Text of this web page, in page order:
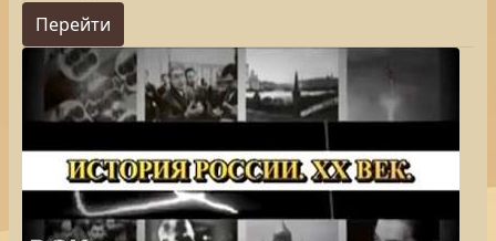
Перейти